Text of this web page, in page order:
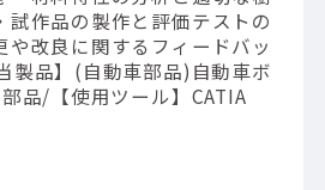
試作品の製作と評価テストの
や改良に関するフィードバッ
製品】(自動車部品)自動車ボ
品/【使用ツール】CATIA